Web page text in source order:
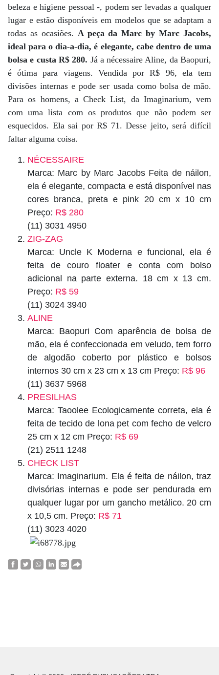
beleza e higiene pessoal -, podem ser levadas a qualquer
lugar e estão disponíveis em modelos que se adaptam a
todas as ocasiões. A peça da Marc by Marc Jacobs,
ideal para o dia-a-dia, é elegante, cabe dentro de uma
bolsa e custa R$ 280. Já a nécessaire Aline, da Baopuri,
é ótima para viagens. Vendida por R$ 96, ela tem
divisões internas e pode ser usada como bolsa de mão.
Para os homens, a Check List, da Imaginarium, vem
com uma lista com os produtos que não podem ser
esquecidos. Ela sai por R$ 71. Desse jeito, será difícil
faltar alguma coisa.
NÉCESSAIRE
Marca: Marc by Marc Jacobs Feita de náilon,
ela é elegante, compacta e está disponível nas
cores branca, preta e pink 20 cm x 10 cm
Preço: R$ 280
(11) 3031 4950
ZIG-ZAG
Marca: Uncle K Moderna e funcional, ela é
feita de couro floater e conta com bolso
adicional na parte externa. 18 cm x 13 cm.
Preço: R$ 59
(11) 3024 3940
ALINE
Marca: Baopuri Com aparência de bolsa de
mão, ela é confeccionada em veludo, tem forro
de algodão coberto por plástico e bolsos
internos 30 cm x 23 cm x 13 cm Preço: R$ 96
(11) 3637 5968
PRESILHAS
Marca: Taoolee Ecologicamente correta, ela é
feita de tecido de lona pet com fecho de velcro
25 cm x 12 cm Preço: R$ 69
(21) 2511 1248
CHECK LIST
Marca: Imaginarium. Ela é feita de náilon, traz
divisórias internas e pode ser pendurada em
qualquer lugar por um gancho metálico. 20 cm
x 10,5 cm. Preço: R$ 71
(11) 3023 4020